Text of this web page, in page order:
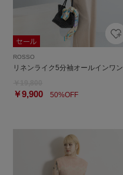
ROSSO
リネンライク5分袖オールインワン
￥9,900 50%OFF